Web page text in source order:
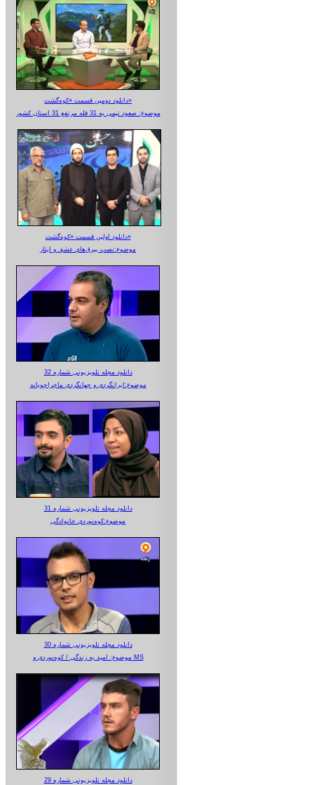
دانلود دومین قسمت «کوه‌گشت»
موضوع: صعود تیمی به 31 قله مرتفع 31 استان کشور
دانلود اولین قسمت «کوه‌گشت»
موضوع:نصب بیرق‌های عشق و ایثار
دانلود مجله تلویزیونی شماره 32
موضوع:ایرانگردی و جهانگردی ماجراجویانه
دانلود مجله تلویزیونی شماره 31
موضوع:کوه‌نوردی خانوادگی
دانلود مجله تلویزیونی شماره 30
موضوع: امید به زندگی / کوه‌نوردی و MS
دانلود مجله تلویزیونی شماره 29